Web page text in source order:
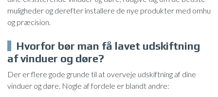
muligheder og derefter installere de nye produkter med omhu
og præcision.
Hvorfor bør man få lavet udskiftning
af vinduer og døre?
Der er flere gode grunde til at overveje udskiftning af dine
vinduer og døre. Nogle af fordele er blandt andre: